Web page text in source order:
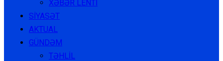
XƏBƏR LENTİ
SİYASƏT
AKTUAL
GÜNDƏM
TƏHLİL